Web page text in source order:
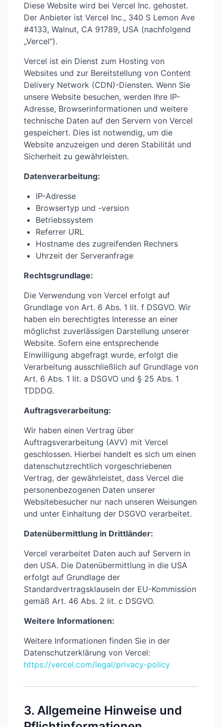
Diese Website wird bei Vercel Inc. gehostet.
Der Anbieter ist Vercel Inc., 340 S Lemon Ave
#4133, Walnut, CA 91789, USA (nachfolgend
„Vercel").
Vercel ist ein Dienst zum Hosting von
Websites und zur Bereitstellung von Content
Delivery Network (CDN)-Diensten. Wenn Sie
unsere Website besuchen, werden Ihre IP-
Adresse, Browserinformationen und weitere
technische Daten auf den Servern von Vercel
gespeichert. Dies ist notwendig, um die
Website anzuzeigen und deren Stabilität und
Sicherheit zu gewährleisten.
Datenverarbeitung:
IP-Adresse
Browsertyp und -version
Betriebssystem
Referrer URL
Hostname des zugreifenden Rechners
Uhrzeit der Serveranfrage
Rechtsgrundlage:
Die Verwendung von Vercel erfolgt auf
Grundlage von Art. 6 Abs. 1 lit. f DSGVO. Wir
haben ein berechtigtes Interesse an einer
möglichst zuverlässigen Darstellung unserer
Website. Sofern eine entsprechende
Einwilligung abgefragt wurde, erfolgt die
Verarbeitung ausschließlich auf Grundlage von
Art. 6 Abs. 1 lit. a DSGVO und § 25 Abs. 1
TDDDG.
Auftragsverarbeitung:
Wir haben einen Vertrag über
Auftragsverarbeitung (AVV) mit Vercel
geschlossen. Hierbei handelt es sich um einen
datenschutzrechtlich vorgeschriebenen
Vertrag, der gewährleistet, dass Vercel die
personenbezogenen Daten unserer
Websitebesucher nur nach unseren Weisungen
und unter Einhaltung der DSGVO verarbeitet.
Datenübermittlung in Drittländer:
Vercel verarbeitet Daten auch auf Servern in
den USA. Die Datenübermittlung in die USA
erfolgt auf Grundlage der
Standardvertragsklauseln der EU-Kommission
gemäß Art. 46 Abs. 2 lit. c DSGVO.
Weitere Informationen:
Weitere Informationen finden Sie in der
Datenschutzerklärung von Vercel:
https://vercel.com/legal/privacy-policy
3. Allgemeine Hinweise und